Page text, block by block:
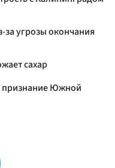
за угрозы окончания
сахар
признание Южной